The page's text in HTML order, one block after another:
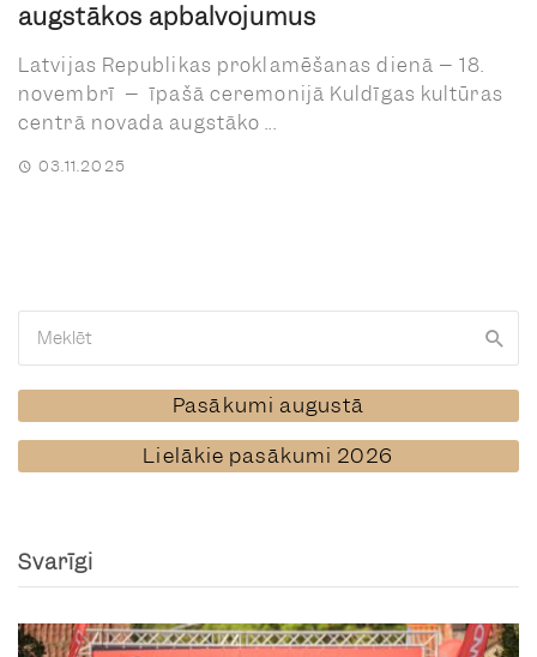
augstākos apbalvojumus
Latvijas Republikas proklamēšanas dienā – 18.
novembrī – īpašā ceremonijā Kuldīgas kultūras
centrā novada augstāko ...
03.11.2025
Pasākumi augustā
Lielākie pasākumi 2026
Svarīgi